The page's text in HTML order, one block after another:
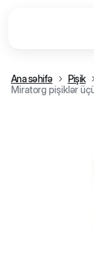
Ana səhifə
Pişik